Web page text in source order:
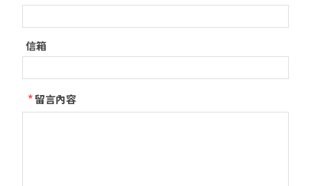
信箱
*留言內容